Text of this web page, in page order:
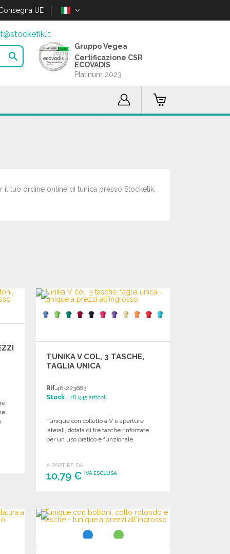
UE

Gruppo Vegea
Certificazione CSR
ECOVADIS
Platinum 2023
tuo ordine online di tunica presso Stocketik,
TUNIKA V COL, 3 TASCHE,
TAGLIA UNICA
Rif.46-223683
Stock : 28 945 articoli
Tunique con colletto a V e aperture
laterali, dotata di tre tasche rinforzate
per un uso pratico e funzionale.
A PARTIRE DA
10,79 €IVA ESCLUSA
Richiedi un preventivo